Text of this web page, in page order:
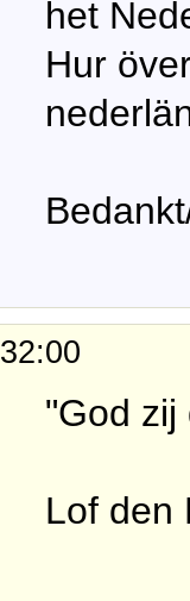
het
Hur
"God zij
Lof den